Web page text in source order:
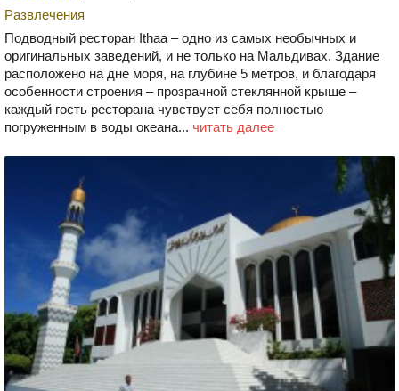
Развлечения
Подводный ресторан Ithaa – одно из самых необычных и
оригинальных заведений, и не только на Мальдивах. Здание
расположено на дне моря, на глубине 5 метров, и благодаря
особенности строения – прозрачной стеклянной крыше –
каждый гость ресторана чувствует себя полностью
погруженным в воды океана... читать далее